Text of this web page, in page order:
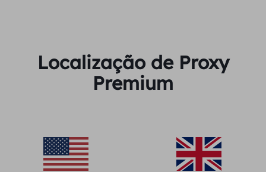
Localização de Proxy
Premium